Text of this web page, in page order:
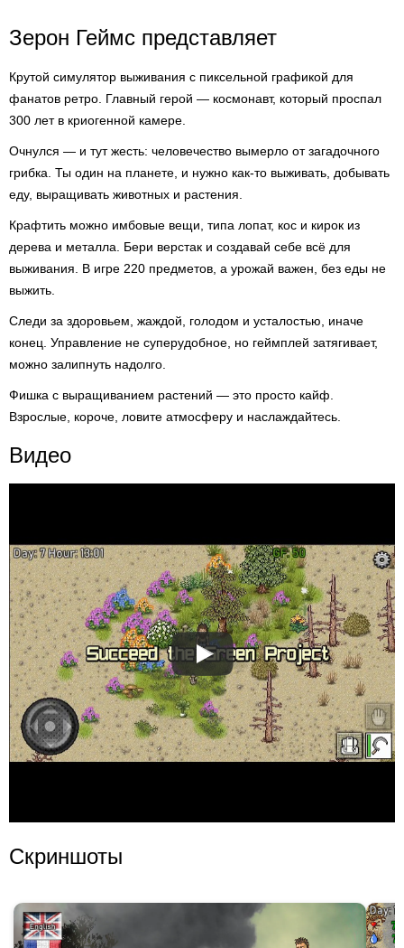
Зерон Геймс представляет
Крутой симулятор выживания с пиксельной графикой для
фанатов ретро. Главный герой — космонавт, который проспал
300 лет в криогенной камере.
Очнулся — и тут жесть: человечество вымерло от загадочного
грибка. Ты один на планете, и нужно как-то выживать, добывать
еду, выращивать животных и растения.
Крафтить можно имбовые вещи, типа лопат, кос и кирок из
дерева и металла. Бери верстак и создавай себе всё для
выживания. В игре 220 предметов, а урожай важен, без еды не
выжить.
Следи за здоровьем, жаждой, голодом и усталостью, иначе
конец. Управление не суперудобное, но геймплей затягивает,
можно залипнуть надолго.
Фишка с выращиванием растений — это просто кайф.
Взрослые, короче, ловите атмосферу и наслаждайтесь.
Видео
Скриншоты